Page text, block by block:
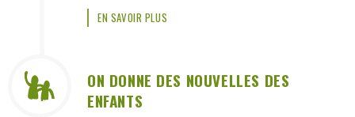
EN SAVOIR PLUS
ON DONNE DES NOUVELLES DES
ENFANTS